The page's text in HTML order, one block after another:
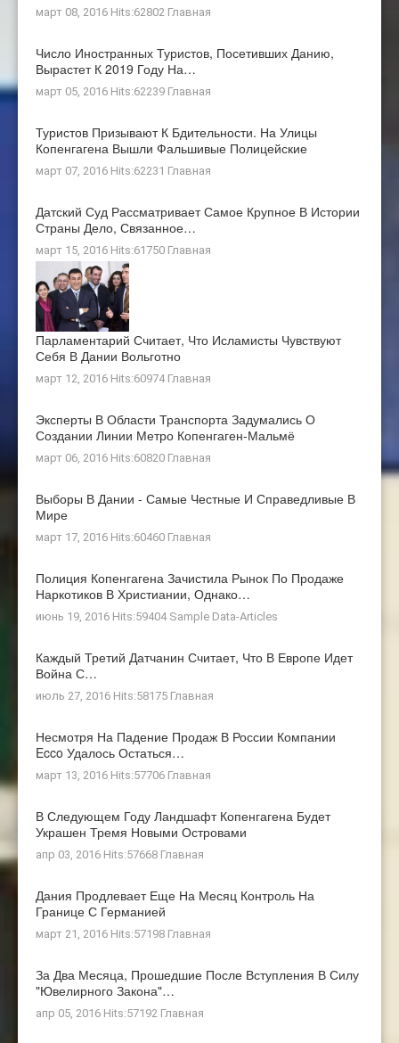
март 08, 2016 Hits:62802 Главная
Число Иностранных Туристов, Посетивших Данию,
Вырастет К 2019 Году На…
март 05, 2016 Hits:62239 Главная
Туристов Призывают К Бдительности. На Улицы
Копенгагена Вышли Фальшивые Полицейские
март 07, 2016 Hits:62231 Главная
Датский Суд Рассматривает Самое Крупное В Истории
Страны Дело, Связанное…
март 15, 2016 Hits:61750 Главная
Парламентарий Считает, Что Исламисты Чувствуют
Себя В Дании Вольготно
март 12, 2016 Hits:60974 Главная
Эксперты В Области Транспорта Задумались О
Создании Линии Метро Копенгаген-Мальмё
март 06, 2016 Hits:60820 Главная
Выборы В Дании - Самые Честные И Справедливые В
Мире
март 17, 2016 Hits:60460 Главная
Полиция Копенгагена Зачистила Рынок По Продаже
Наркотиков В Христиании, Однако…
июнь 19, 2016 Hits:59404 Sample Data-Articles
Каждый Третий Датчанин Считает, Что В Европе Идет
Война С…
июль 27, 2016 Hits:58175 Главная
Несмотря На Падение Продаж В России Компании
Ecco Удалось Остаться…
март 13, 2016 Hits:57706 Главная
В Следующем Году Ландшафт Копенгагена Будет
Украшен Тремя Новыми Островами
апр 03, 2016 Hits:57668 Главная
Дания Продлевает Еще На Месяц Контроль На
Границе С Германией
март 21, 2016 Hits:57198 Главная
За Два Месяца, Прошедшие После Вступления В Силу
"ювелирного Закона"…
апр 05, 2016 Hits:57192 Главная